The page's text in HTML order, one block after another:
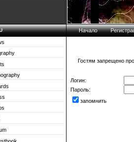
Начало
Гостям запрещено
Логин:
Пароль:
запомнить